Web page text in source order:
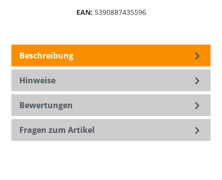
EAN: 5390887435596
Beschreibung
Hinweise
Bewertungen
Fragen zum Artikel